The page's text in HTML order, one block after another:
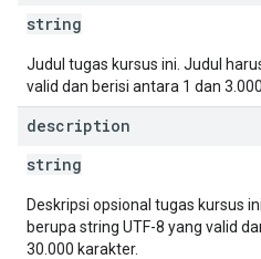
string
Judul tugas kursus ini. Judul
valid dan berisi antara 1 dan
description
string
Deskripsi opsional tugas kursus
berupa string UTF-8 yang valid
30.000 karakter.